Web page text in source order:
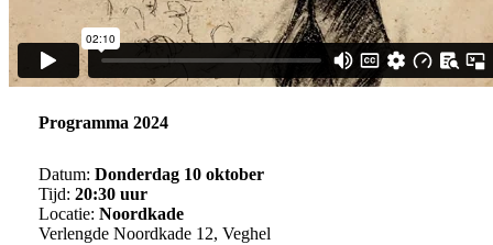
Programma 2024
Datum: Donderdag 10 oktober
Tijd: 20:30 uur
Locatie: Noordkade
Verlengde Noordkade 12, Veghel